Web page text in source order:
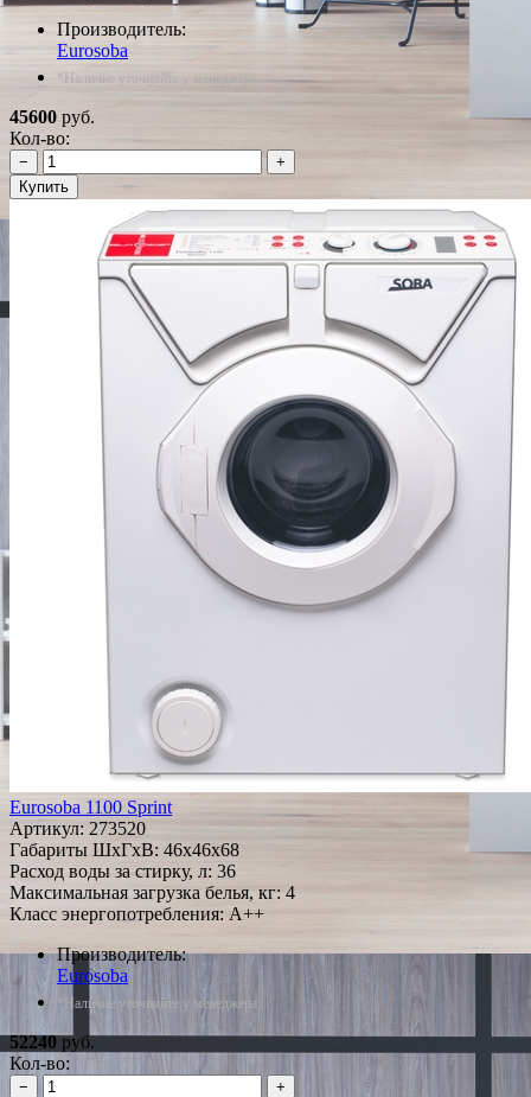
Производитель:
Eurosoba
*Наличие уточняйте у менеджера
45600 руб.
Кол-во:
−
+
Купить
Eurosoba 1100 Sprint
Артикул: 273520
Габариты ШxГxВ: 46x46x68
Расход воды за стирку, л: 36
Максимальная загрузка белья, кг: 4
Класс энергопотребления: A++
Производитель:
Eurosoba
*Наличие уточняйте у менеджера
52240руб.
Кол-во:
−
+